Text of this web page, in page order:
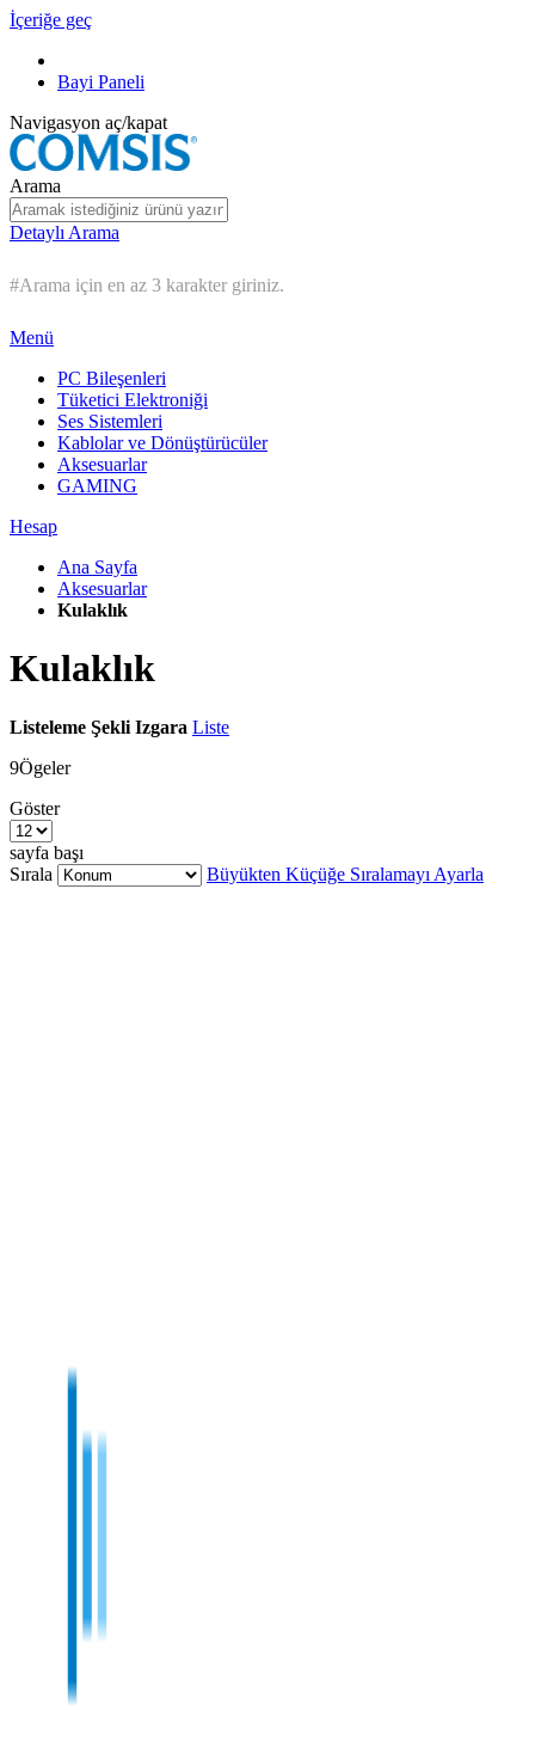
İçeriğe geç
Bayi Paneli
Navigasyon aç/kapat
Arama
Detaylı Arama
#Arama için en az 3 karakter giriniz.
Menü
PC Bileşenleri
Tüketici Elektroniği
Ses Sistemleri
Kablolar ve Dönüştürücüler
Aksesuarlar
GAMING
Hesap
Ana Sayfa
Aksesuarlar
Kulaklık
Kulaklık
Listeleme Şekli Izgara Liste
9Ögeler
Göster
sayfa başı
Sırala
Büyükten Küçüğe Sıralamayı Ayarla